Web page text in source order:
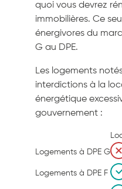
quoi vous devrez
immobilières. Ce
énergivores du
G au DPE.
Les logements
interdictions à la
énergétique
gouvernement :
Logements à DPE G
Logements à DPE F